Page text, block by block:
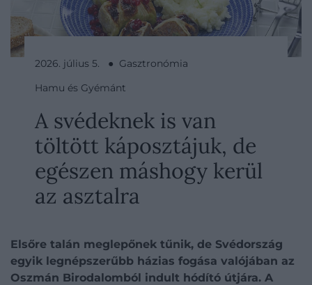
2026. július 5. ● Gasztronómia
Hamu és Gyémánt
A svédeknek is van
töltött káposztájuk, de
egészen máshogy kerül
az asztalra
Elsőre talán meglepőnek tűnik, de Svédország
egyik legnépszerűbb házias fogása valójában az
Oszmán Birodalomból indult hódító útjára. A